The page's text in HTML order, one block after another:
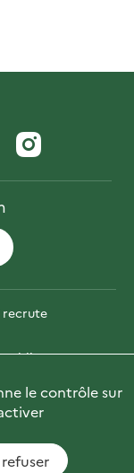
recrute
in English
Fils RSS
le contrôle sur